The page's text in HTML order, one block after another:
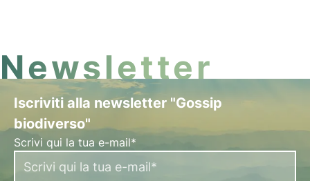
Newsletter
Iscriviti alla newsletter "Gossip
biodiverso"
Scrivi qui la tua e-mail*